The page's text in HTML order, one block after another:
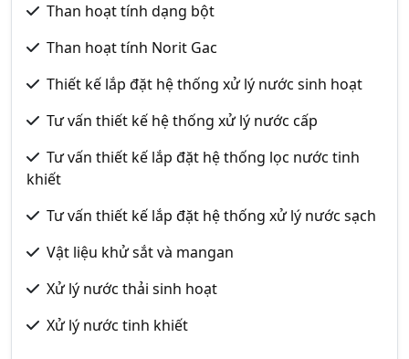
Than hoạt tính dạng bột
Than hoạt tính Norit Gac
Thiết kế lắp đặt hệ thống xử lý nước sinh hoạt
Tư vấn thiết kế hệ thống xử lý nước cấp
Tư vấn thiết kế lắp đặt hệ thống lọc nước tinh
khiết
Tư vấn thiết kế lắp đặt hệ thống xử lý nước sạch
Vật liệu khử sắt và mangan
Xử lý nước thải sinh hoạt
Xử lý nước tinh khiết